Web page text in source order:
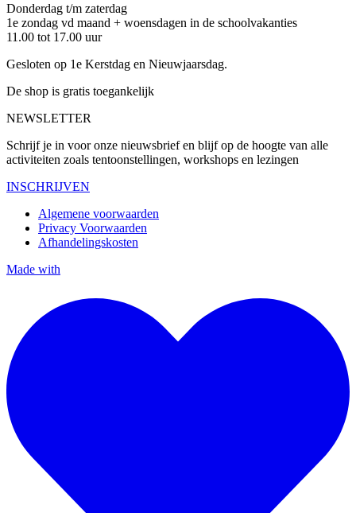
Donderdag t/m zaterdag
1e zondag vd maand + woensdagen in de schoolvakanties
11.00 tot 17.00 uur
Gesloten op 1e Kerstdag en Nieuwjaarsdag.
De shop is gratis toegankelijk
NEWSLETTER
Schrijf je in voor onze nieuwsbrief en blijf op de hoogte van alle
activiteiten zoals tentoonstellingen, workshops en lezingen
INSCHRIJVEN
Algemene voorwaarden
Privacy Voorwaarden
Afhandelingskosten
Made with